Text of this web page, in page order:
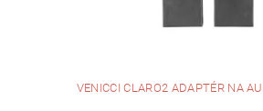
VENICCI CLARO2 ADAPTÉR NA